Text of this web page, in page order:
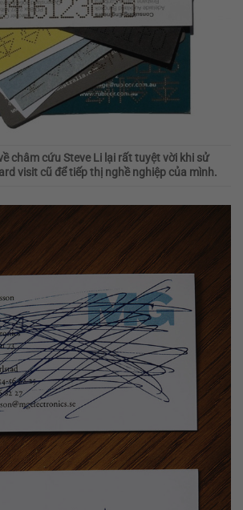
châm cứu Steve Li lại rất tuyệt vời khi sử
visit cũ để tiếp thị nghề nghiệp của mình.